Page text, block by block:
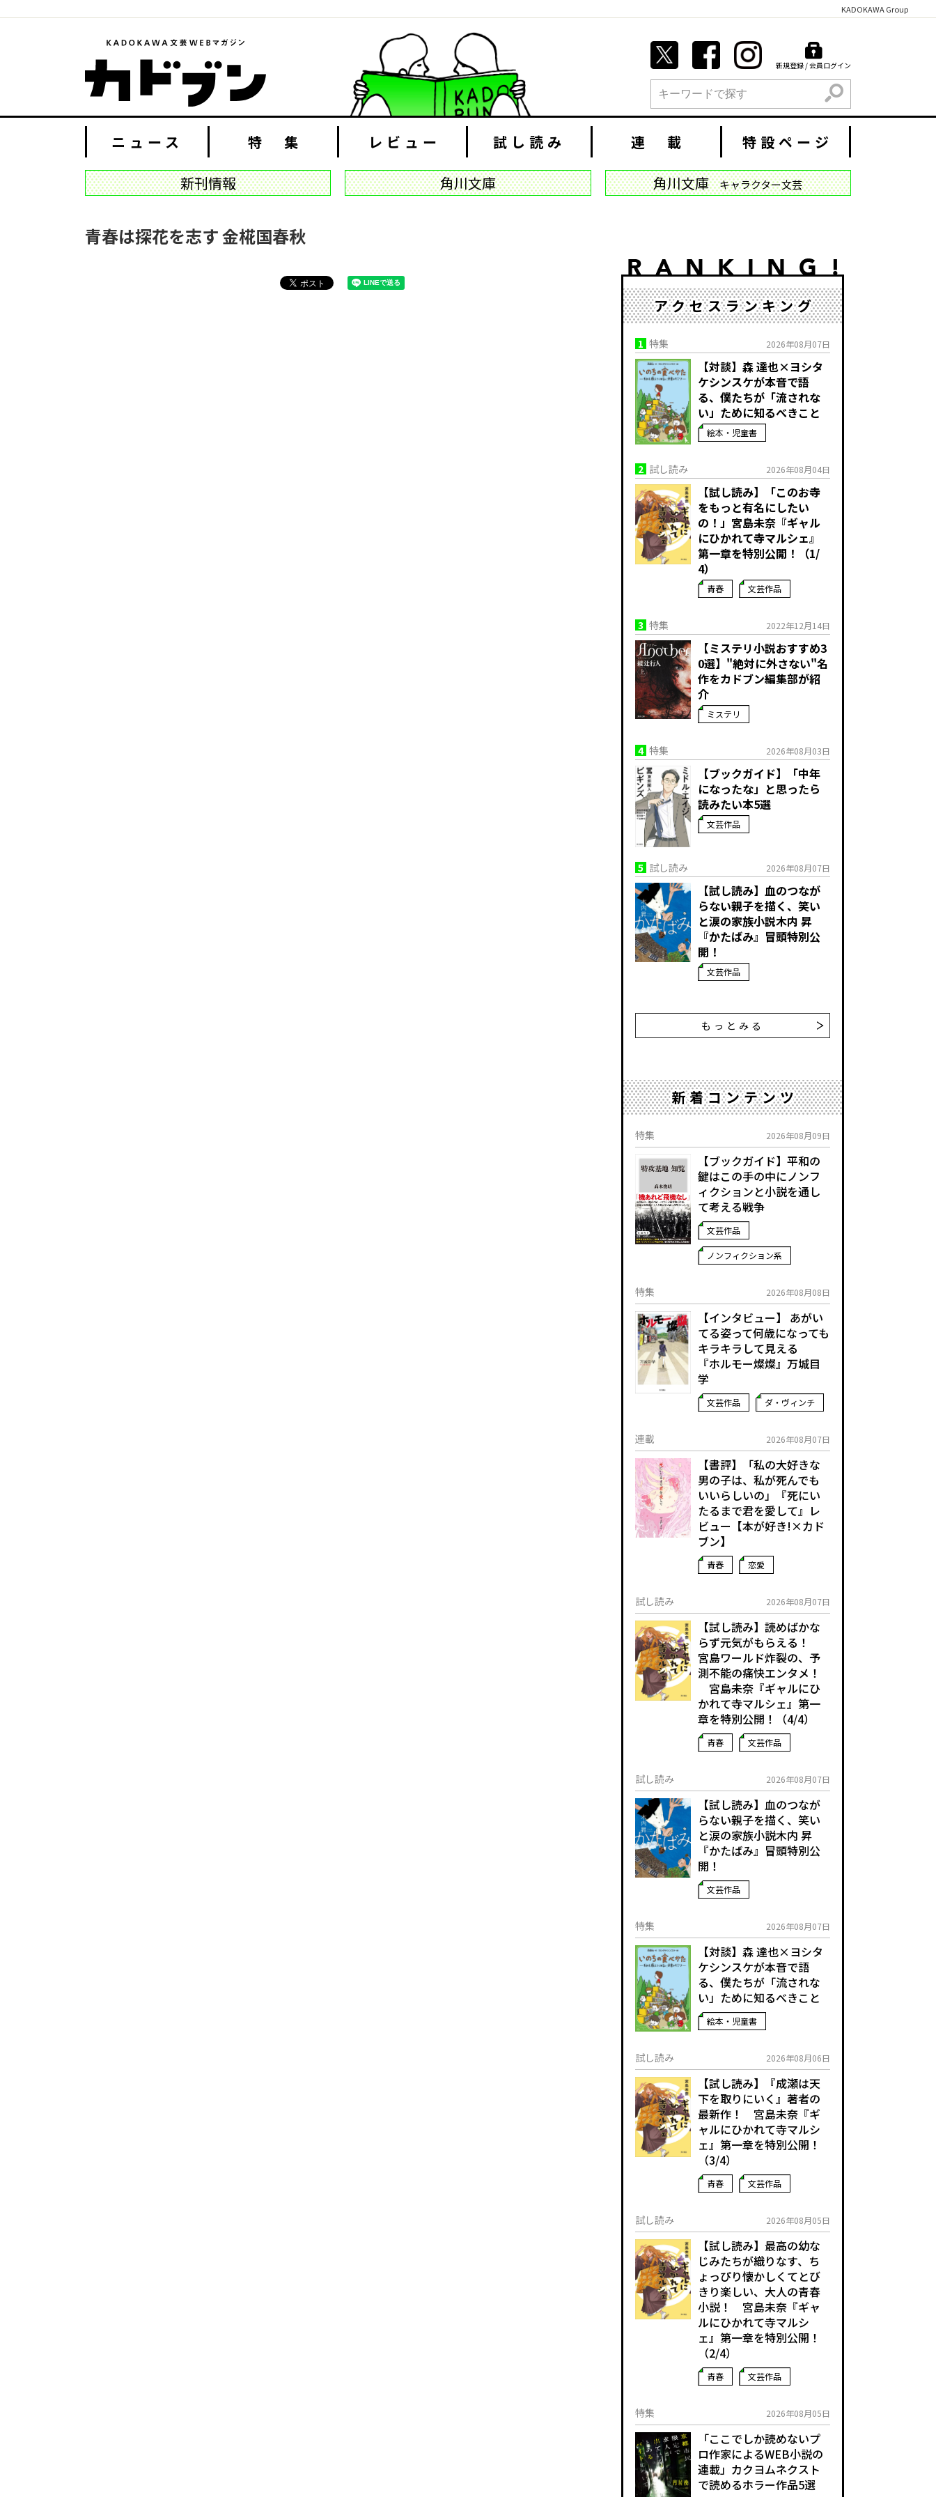
KADOKAWA Group
新規登録 / 会員ログイン
検索
ニュース 特 集 レビュー 試し読み 連 載 特設ページ
新刊情報 角川文庫 角川文庫 キャラクター文芸
青春は探花を志す 金椛国春秋
アクセスランキング
1 特集 2026年08月07日
【対談】森 達也×ヨシタ
ケシンスケが本音で語
る、僕たちが「流されな
い」ために知るべきこと
絵本・児童書
2 試し読み 2026年08月04日
【試し読み】「このお寺
をもっと有名にしたい
の！」宮島未奈『ギャル
にひかれて寺マルシェ』
第一章を特別公開！（1/
4）
青春 文芸作品
3 特集 2022年12月14日
【ミステリ小説おすすめ3
0選】"絶対に外さない"名
作をカドブン編集部が紹
介
ミステリ
4 特集 2026年08月03日
【ブックガイド】「中年
になったな」と思ったら
読みたい本5選
文芸作品
5 試し読み 2026年08月07日
【試し読み】血のつなが
らない親子を描く、笑い
と涙の家族小説――木内 昇
『かたばみ』冒頭特別公
開！
文芸作品
もっとみる
新着コンテンツ
特集 2026年08月09日
【ブックガイド】平和の
鍵はこの手の中に――ノンフ
ィクションと小説を通し
て考える戦争
文芸作品
ノンフィクション系
特集 2026年08月08日
【インタビュー】 あがい
てる姿って何歳になっても
キラキラして見える
『ホルモー燦燦』万城目
学
文芸作品 ダ・ヴィンチ
連載 2026年08月07日
【書評】「私の大好きな
男の子は、私が死んでも
いいらしいの」――『死にい
たるまで君を愛して』レ
ビュー【本が好き!×カド
ブン】
青春 恋愛
試し読み 2026年08月07日
【試し読み】読めばかな
らず元気がもらえる！
宮島ワールド炸裂の、予
測不能の痛快エンタメ！
宮島未奈『ギャルにひ
かれて寺マルシェ』第一
章を特別公開！（4/4）
青春 文芸作品
試し読み 2026年08月07日
【試し読み】血のつなが
らない親子を描く、笑い
と涙の家族小説――木内 昇
『かたばみ』冒頭特別公
開！
文芸作品
特集 2026年08月07日
【対談】森 達也×ヨシタ
ケシンスケが本音で語
る、僕たちが「流されな
い」ために知るべきこと
絵本・児童書
試し読み 2026年08月06日
【試し読み】『成瀬は天
下を取りにいく』著者の
最新作！ 宮島未奈『ギ
ャルにひかれて寺マルシ
ェ』第一章を特別公開！
（3/4）
青春 文芸作品
試し読み 2026年08月05日
【試し読み】最高の幼な
じみたちが織りなす、ち
ょっぴり懐かしくてとび
きり楽しい、大人の青春
小説！ 宮島未奈『ギャ
ルにひかれて寺マルシ
ェ』第一章を特別公開！
（2/4）
青春 文芸作品
特集 2026年08月05日
「ここでしか読めないプ
ロ作家によるWEB小説の
連載」――カクヨムネクスト
で読めるホラー作品5選